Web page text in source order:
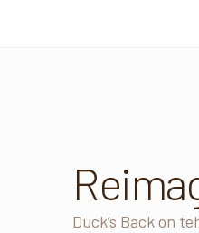
Duck’s Back on